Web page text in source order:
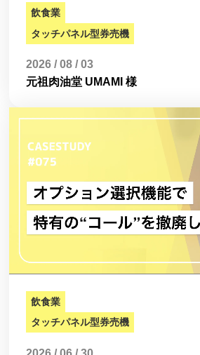
飲食業
タッチパネル型券売機
2026 / 08 / 03
元祖肉油堂 UMAMI 様
飲食業
タッチパネル型券売機